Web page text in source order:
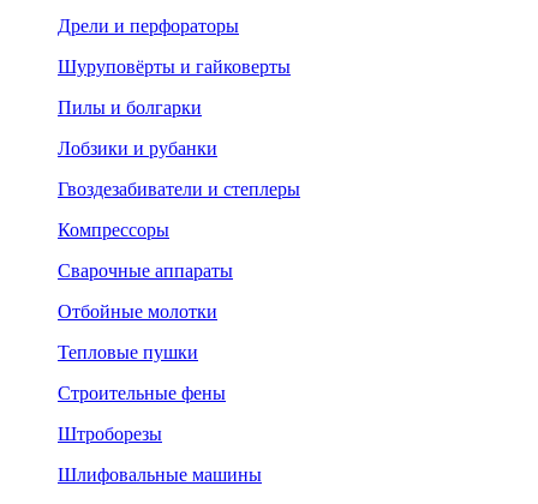
Дрели и перфораторы
Шуруповёрты и гайковерты
Пилы и болгарки
Лобзики и рубанки
Гвоздезабиватели и степлеры
Компрессоры
Сварочные аппараты
Отбойные молотки
Тепловые пушки
Строительные фены
Штроборезы
Шлифовальные машины